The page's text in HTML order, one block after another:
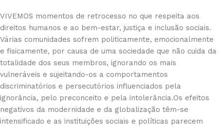
VIVEMOS momentos de retrocesso no que respeita aos
direitos humanos e ao bem-estar, justiça e inclusão sociais.
Várias comunidades sofrem politicamente, emocionalmente
e fisicamente, por causa de uma sociedade que não cuida da
totalidade dos seus membros, ignorando os mais
vulneráveis e sujeitando-os a comportamentos
discriminatórios e persecutórios influenciados pela
ignorância, pelo preconceito e pela intolerância.Os efeitos
negativos da modernidade e da globalização têm-se
intensificado e as instituições sociais e políticas parecem